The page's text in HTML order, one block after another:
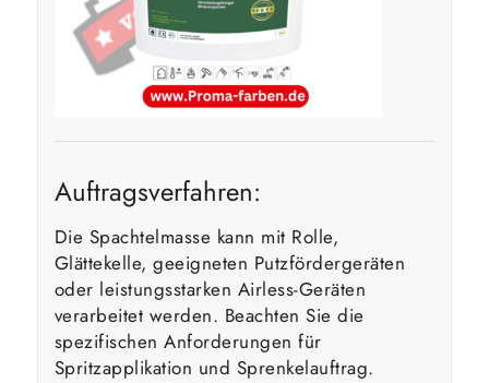
Auftragsverfahren:
Die Spachtelmasse kann mit Rolle,
Glättekelle, geeigneten Putzfördergeräten
oder leistungsstarken Airless-Geräten
verarbeitet werden. Beachten Sie die
spezifischen Anforderungen für
Spritzapplikation und Sprenkelauftrag.